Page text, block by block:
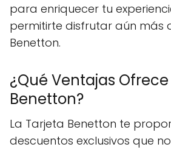
para enriquecer tu
permitirte disfrutar aún más
Benetton.
¿Qué Ventajas
Benetton?
La Tarjeta Benetton te
descuentos exclusivos que